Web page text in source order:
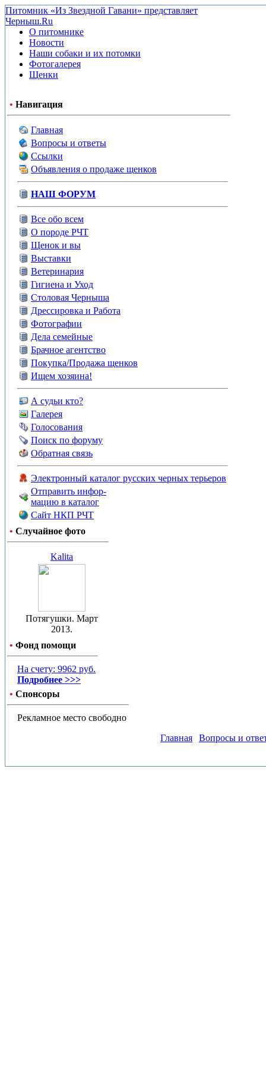
Питомник «Из Звездной Гавани» представляет
Черныш.Ru
О питомнике
Новости
Наши собаки и их потомки
Фотогалерея
Щенки
• Навигация
Главная
Вопросы и ответы
Ссылки
Объявления о продаже щенков
НАШ ФОРУМ
Все обо всем
О породе РЧТ
Щенок и вы
Выставки
Ветеринария
Гигиена и Уход
Столовая Черныша
Дрессировка и Работа
Фотографии
Дела семейные
Брачное агентство
Покупка/Продажа щенков
Ищем хозяина!
А судьи кто?
Галерея
Голосования
Поиск по форуму
Обратная связь
Электронный каталог русских черных терьеров
Отправить инфор-
мацию в каталог
Сайт НКП РЧТ
• Случайное фото
Kalita
Потягушки. Март
2013.
• Фонд помощи
На счету: 9962 руб.
Подробнее >>>
• Спонсоры
Рекламное место свободно
Главная
Вопросы и